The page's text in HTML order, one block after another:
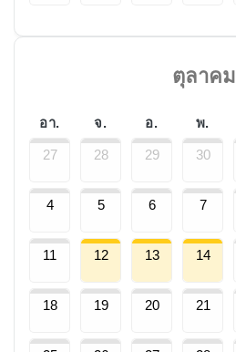
ตุลาคม
อา. จ. อ. พ.
27 28 29 30
4 5 6 7
11 12 13 14
18 19 20 21